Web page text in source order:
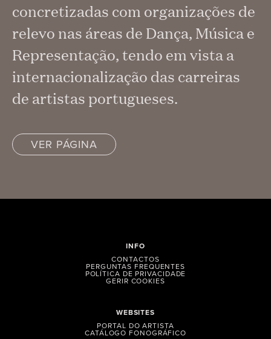
concretizadas com organizações de
relevo nas áreas de Dança, Música e
Representação, tendo em vista a
internacionalização das carreiras
de artistas portugueses.
VER PÁGINA
WEBSITES
PORTAL DO ARTISTA
CATÁLOGO FONOGRÁFICO
INFO
CONTACTOS
PERGUNTAS FREQUENTES
POLÍTICA DE PRIVACIDADE
GERIR COOKIES